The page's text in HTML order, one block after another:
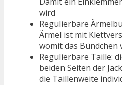
wird
Regulierbare
Ärmel ist mit
womit das
Regulierbare Taille:
beiden Seiten der
die Taillenweite